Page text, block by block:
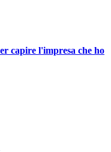
capire l'impresa che ho